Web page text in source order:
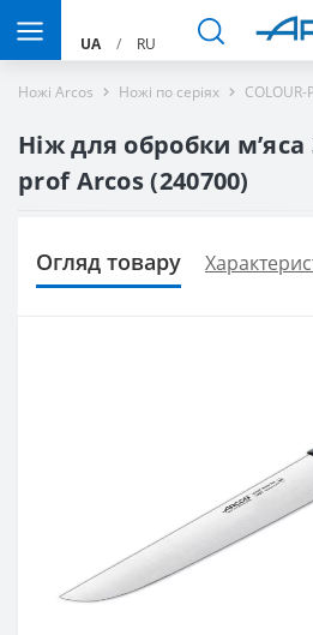
UA / RU
Ножі Arcos Ножі по серіях COLOUR-
Ніж для обробки
prof Arcos (240700)
Огляд товару